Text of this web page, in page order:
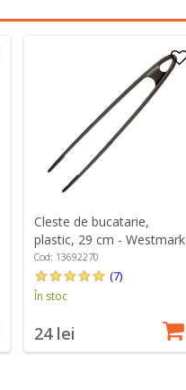
Cleste de bucatarie,
plastic, 29 cm - Westmark
Cod: 13692270
(7)
În stoc
24 lei